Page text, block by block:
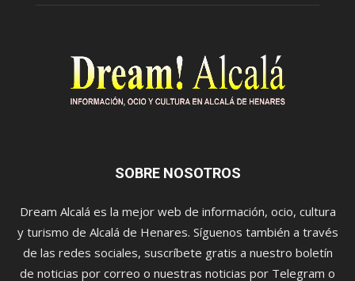
SOBRE NOSOTROS
Dream Alcalá es la mejor web de información, ocio, cultura
y turismo de Alcalá de Henares. Síguenos también a través
de las redes sociales, suscríbete gratis a nuestro boletín
de noticias por correo o nuestras noticias por Telegram o